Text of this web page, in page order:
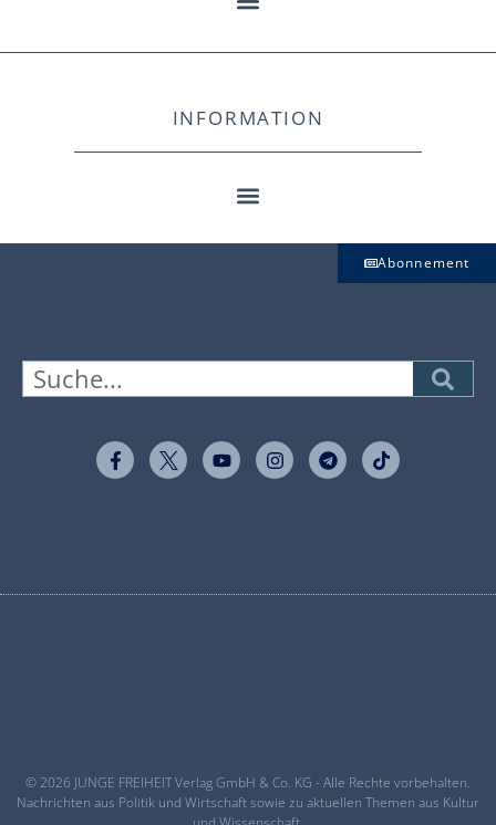
INFORMATION
Abonnement
© 2026 JUNGE FREIHEIT Verlag GmbH & Co. KG - Alle Rechte vorbehalten.
Nachrichten aus Politik und Wirtschaft sowie zu aktuellen Themen aus Kultur